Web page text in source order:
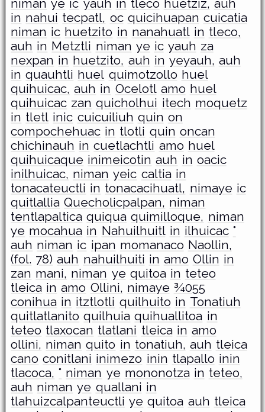
niman ye ic yauh in tleco huetziz, auh
in nahui tecpatl, oc quicihuapan cuicatia
niman ic huetzito in nanahuatl in tleco,
auh in Metztli niman ye ic yauh za
nexpan in huetzito, auh in yeyauh, auh
in quauhtli huel quimotzollo huel
quihuicac, auh in Ocelotl amo huel
quihuicac zan quicholhui itech moquetz
in tletl inic cuicuiliuh quin on
compochehuac in tlotli quin oncan
chichinauh in cuetlachtli amo huel
quihuicaque inimeicotin auh in oacic
inilhuicac, niman yeic caltia in
tonacateuctli in tonacacihuatl, nimaye ic
quitlallia Quecholicpalpan, niman
tentlapaltica quiqua quimilloque, niman
ye mocahua in Nahuilhuitl in ilhuicac °
auh niman ic ipan momanaco Naollin,
(fol. 78) auh nahuilhuiti in amo Ollin in
zan mani, niman ye quitoa in teteo
tleica in amo Ollini, nimaye ¾055
conihua in itztlotli quilhuito in Tonatiuh
quitlatlanito quilhuia quihuallitoa in
teteo tlaxocan tlatlani tleica in amo
ollini, niman quito in tonatiuh, auh tleica
cano conitlani inimezo inin tlapallo inin
tlacoca, ° niman ye mononotza in teteo,
auh niman ye quallani in
tlahuizcalpanteuctli ye quitoa auh tleica